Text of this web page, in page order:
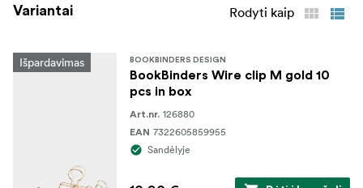
Variantai Rodyti kaip
Išpardavimas BOOKBINDERS DESIGN
BookBinders Wire clip M gold 10
pcs in box
Art.nr. 126880
EAN 7322605859955
Sandėlyje